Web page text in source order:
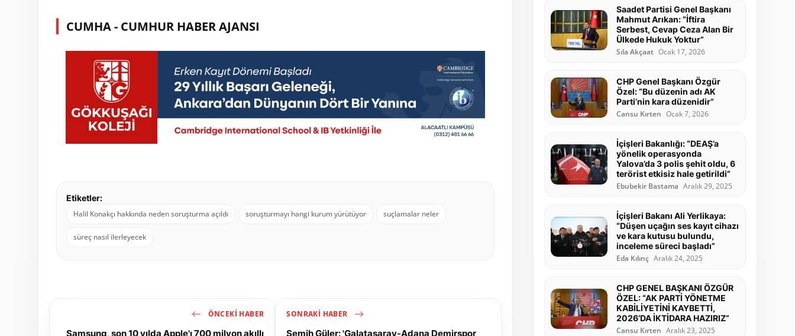
CUMHA - CUMHUR HABER AJANSI
Etiketler:
Halil Konakçı hakkında neden soruşturma açıldı
soruşturmayı hangi kurum yürütüyor suçlamalar neler
süreç nasıl ilerleyecek
ÖNCEKI HABER
Samsung, son 10 yılda Apple'ı 700 milyon akıllı
SONRAKI HABER
Semih Güler: 'Galatasaray-Adana Demirspor
Saadet Partisi Genel Başkanı
Mahmut Arıkan: “İftira
Serbest, Cevap Ceza Alan Bir
Ülkede Hukuk Yoktur”
Sıla Akçaat Ocak 17, 2026
CHP Genel Başkanı Özgür
Özel: “Bu düzenin adı AK
Parti’nin kara düzenidir”
Cansu Kırten Ocak 7, 2026
İçişleri Bakanlığı: “DEAŞ’a
yönelik operasyonda
Yalova’da 3 polis şehit oldu, 6
terörist etkisiz hale getirildi”
Ebubekir Bastama Aralık 29, 2025
İçişleri Bakanı Ali Yerlikaya:
“Düşen uçağın ses kayıt cihazı
ve kara kutusu bulundu,
inceleme süreci başladı”
Eda Kılınç Aralık 24, 2025
CHP GENEL BAŞKANI ÖZGÜR
ÖZEL: “AK PARTİ YÖNETME
KABİLİYETİNİ KAYBETTİ,
2026’DA İKTİDARA HAZIRIZ”
Cansu Kırten Aralık 23, 2025